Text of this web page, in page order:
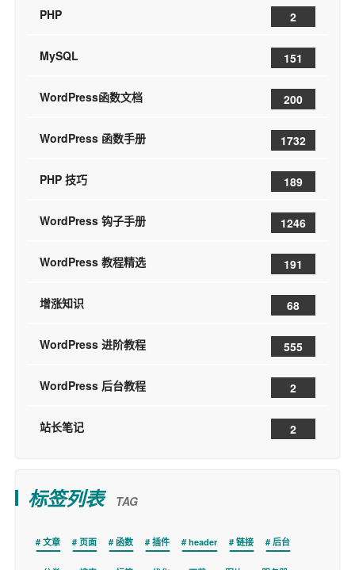
PHP 2
MySQL 151
WordPress函数文档 200
WordPress 函数手册 1732
PHP 技巧 189
WordPress 钩子手册 1246
WordPress 教程精选 191
增涨知识 68
WordPress 进阶教程 555
WordPress 后台教程 2
站长笔记 2
标签列表 TAG
文章 页面 函数 插件 header 链接 后台